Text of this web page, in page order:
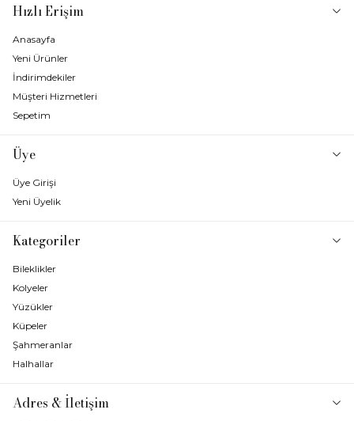
Hızlı Erişim
Anasayfa
Yeni Ürünler
İndirimdekiler
Müşteri Hizmetleri
Sepetim
Üye
Üye Girişi
Yeni Üyelik
Kategoriler
Bileklikler
Kolyeler
Yüzükler
Küpeler
Şahmeranlar
Halhallar
Adres & İletişim